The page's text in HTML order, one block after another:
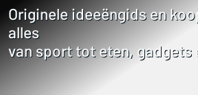
Originele ideeëngids en
alles
van sport tot eten, gadgets